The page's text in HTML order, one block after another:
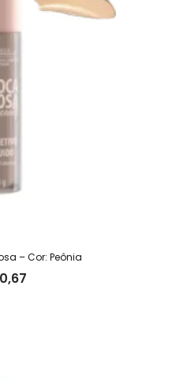
– Cor: Peônia